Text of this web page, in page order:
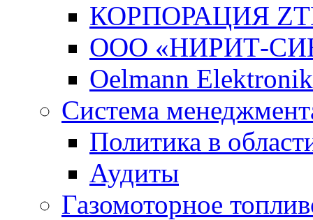
КОРПОРАЦИЯ
ООО «НИРИТ-
Oelmann
Система
Политика в
Аудиты
Газомоторное